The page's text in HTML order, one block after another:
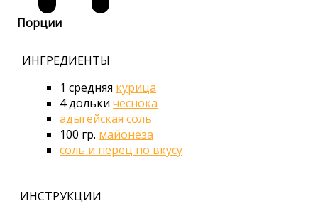
Порции
ИНГРЕДИЕНТЫ
1 средняя курица
4дольки чеснока
адыгейская соль
100 гр. майонеза
соль и перец по вкусу
ИНСТРУКЦИИ